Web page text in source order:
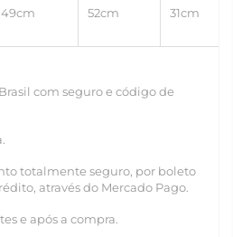
49cm 52cm 31cm
com seguro e código de
totalmente seguro, por boleto
através do Mercado Pago.
e após a compra.